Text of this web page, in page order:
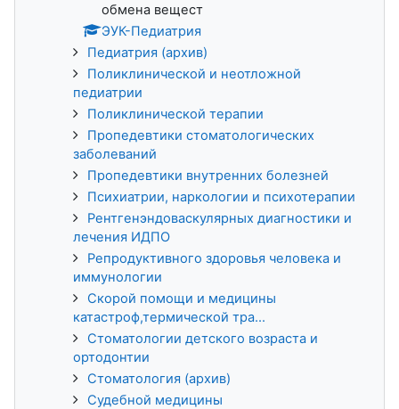
обмена вещест
ЭУК-Педиатрия
Педиатрия (архив)
Поликлинической и неотложной
педиатрии
Поликлинической терапии
Пропедевтики стоматологических
заболеваний
Пропедевтики внутренних болезней
Психиатрии, наркологии и психотерапии
Рентгенэндоваскулярных диагностики и
лечения ИДПО
Репродуктивного здоровья человека и
иммунологии
Скорой помощи и медицины
катастроф,термической тра...
Стоматологии детского возраста и
ортодонтии
Стоматология (архив)
Судебной медицины